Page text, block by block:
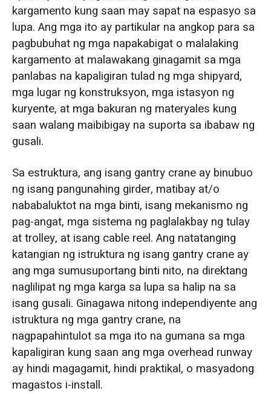
kargamento kung saan may sapat na espasyo sa
lupa. Ang mga ito ay partikular na angkop para sa
pagbubuhat ng mga napakabigat o malalaking
kargamento at malawakang ginagamit sa mga
panlabas na kapaligiran tulad ng mga shipyard,
mga lugar ng konstruksyon, mga istasyon ng
kuryente, at mga bakuran ng materyales kung
saan walang maibibigay na suporta sa ibabaw ng
gusali.
Sa estruktura, ang isang gantry crane ay binubuo
ng isang pangunahing girder, matibay at/o
nababaluktot na mga binti, isang mekanismo ng
pag-angat, mga sistema ng paglalakbay ng tulay
at trolley, at isang cable reel. Ang natatanging
katangian ng istruktura ng isang gantry crane ay
ang mga sumusuportang binti nito, na direktang
naglilipat ng mga karga sa lupa sa halip na sa
isang gusali. Ginagawa nitong independiyente ang
istruktura ng mga gantry crane, na
nagpapahintulot sa mga ito na gumana sa mga
kapaligiran kung saan ang mga overhead runway
ay hindi magagamit, hindi praktikal, o masyadong
magastos i-install.